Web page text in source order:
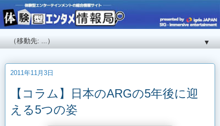
▼
2011年11月3日
【コラム】日本のARGの5年後に迎
える5つの姿